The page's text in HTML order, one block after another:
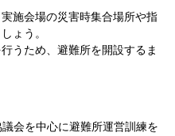
施会場の災害時集合場所や指
ょう。
うため、避難所を開設するま
会を中心に避難所運営訓練を